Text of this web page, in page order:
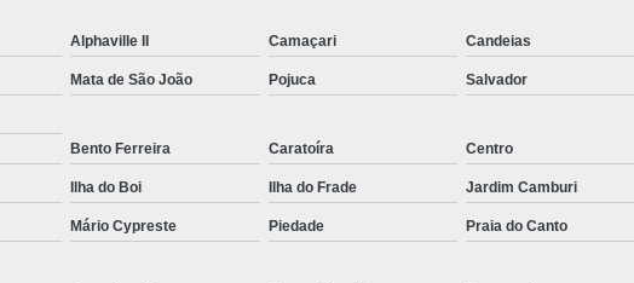
Empresa de
Empresa de
Empresa
Empresas de Monitoramento e
Rastreamento de Veículos
Alphaville II Camaçari Candeias
Mata de São João Pojuca Salvador
Bento Ferreira Caratoíra Centro
Ilha do Boi Ilha do Frade Jardim Camburi
Mário Cypreste Piedade Praia do Canto